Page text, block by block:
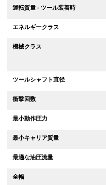
運転質量 - ツール装着時
エネルギークラス
機械クラス
ツールシャフト直径
衝撃回数
最小動作圧力
最小キャリア質量
最適な油圧流量
全幅